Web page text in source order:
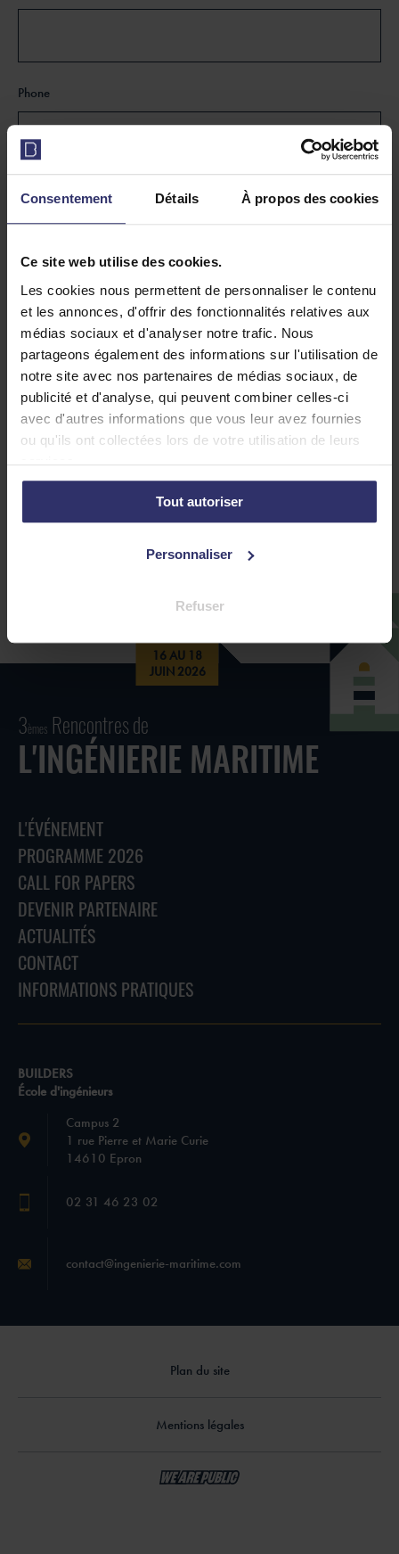
Consentement Détails À propos des cookies
Ce site web utilise des cookies.
Les cookies nous permettent de personnaliser le contenu
et les annonces, d'offrir des fonctionnalités relatives aux
médias sociaux et d'analyser notre trafic. Nous
partageons également des informations sur l'utilisation de
notre site avec nos partenaires de médias sociaux, de
publicité et d'analyse, qui peuvent combiner celles-ci
avec d'autres informations que vous leur avez fournies
ou qu'ils ont collectées lors de votre utilisation de leurs
services.
Tout autoriser
Personnaliser
Refuser
Phone
Message
16 AU 18
JUIN 2026
3èmes Rencontres de
L'INGÉNIERIE MARITIME
L'ÉVÉNEMENT
PROGRAMME 2026
CALL FOR PAPERS
DEVENIR PARTENAIRE
ACTUALITÉS
CONTACT
INFORMATIONS PRATIQUES
BUILDERS
École d'ingénieurs
Campus 2
1 rue Pierre et Marie Curie
14610 Epron
02 31 46 23 02
contact@ingenierie-maritime.com
Plan du site
Mentions légales